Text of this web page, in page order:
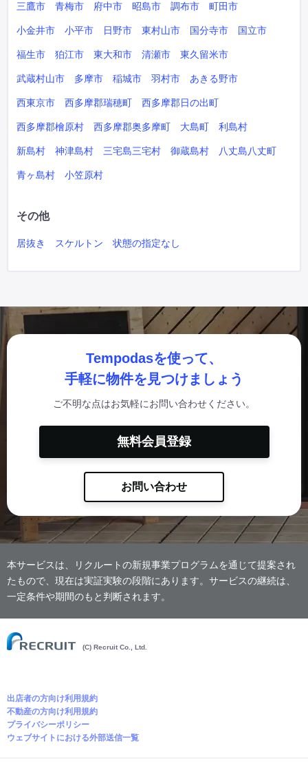
三鷹市 青梅市 府中市 昭島市 調布市 町田市
小金井市 小平市 日野市 東村山市 国分寺市 国立市
福生市 狛江市 東大和市 清瀬市 東久留米市
武蔵村山市 多摩市 稲城市 羽村市 あきる野市
西東京市 西多摩郡瑞穂町 西多摩郡日の出町
西多摩郡檜原村 西多摩郡奥多摩町 大島町 利島村
新島村 神津島村 三宅島三宅村 御蔵島村 八丈島八丈町
青ヶ島村 小笠原村
その他
居抜き スケルトン 状態の指定なし
Tempodasを使って、
手軽に物件を見つけましょう
ご不明な点はお気軽にお問い合わせください。
無料会員登録
お問い合わせ
本サービスは、リクルートの新規事業プログラムを通じて提案され
たもので、現在は実証実験の段階にあります。サービスの継続は、
一定条件や期間のもと判断されます。
(C) Recruit Co., Ltd.
出店者の方向け利用規約
不動産の方向け利用規約
プライバシーポリシー
ウェブサイトにおける外部送信一覧